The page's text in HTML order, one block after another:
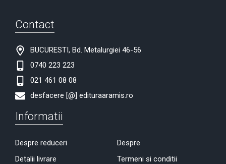
Contact
BUCURESTI, Bd. Metalurgiei 46-56
0740 223 223
021 461 08 08
desfacere [@] edituraaramis.ro
Informatii
Despre reduceri
Detalii livrare
Despre
Termeni si conditii